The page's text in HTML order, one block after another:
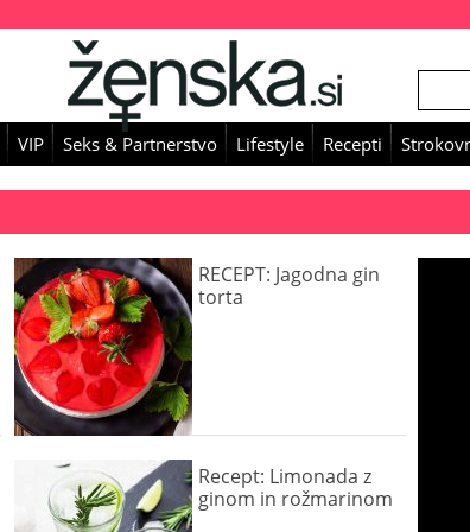
VIP Seks & Partnerstvo Lifestyle Recepti
RECEPT: Jagodna gin
torta
Recept: Limonada z
ginom in rožmarinom